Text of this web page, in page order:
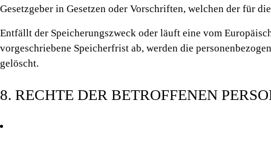
Gesetzgeber in Gesetzen oder Vorschriften, welchen der für
Entfällt der Speicherungszweck oder läuft eine vom
vorgeschriebene Speicherfrist ab, werden die
gelöscht.
8. RECHTE DER BETROFFENEN